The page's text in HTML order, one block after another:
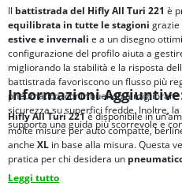
Il battistrada del Hifly All Turi 221 è
equilibrata in tutte le stagioni grazie
estive e invernali e a un disegno
configurazione del profilo aiuta a
migliorando la stabilità e la risposta
battistrada favoriscono un flusso più
pneumatico, contribuendo a migliorare
sicurezza su superfici fredde. Inoltre,
supporta una guida più scorrevole e
Informazioni
Hifly All Turi 221è disponibile in
molte misure per auto compatte,
anche XL in base alla misura. Questa
pratica per chi desidera un
semplice da gestire durante
Leggi tutto